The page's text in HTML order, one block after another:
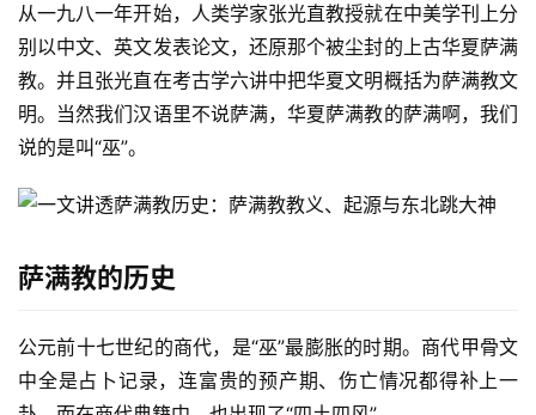
从一九八一年开始，人类学家张光直教授就在中美学刊上分
别以中文、英文发表论文，还原那个被尘封的上古华夏萨满
教。并且张光直在考古学六讲中把华夏文明概括为萨满教文
明。当然我们汉语里不说萨满，华夏萨满教的萨满啊，我们
说的是叫“巫”。
萨满教的历史
公元前十七世纪的商代，是“巫”最膨胀的时期。商代甲骨文
中全是占卜记录，连富贵的预产期、伤亡情况都得补上一